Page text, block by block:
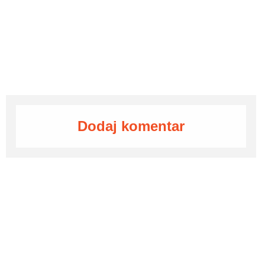
Dodaj komentar